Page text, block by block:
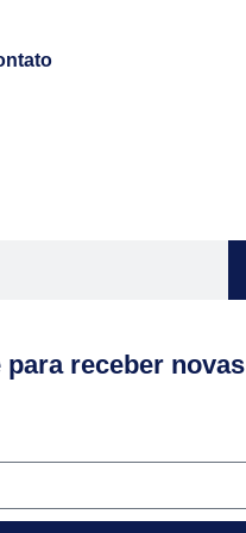
para receber novas